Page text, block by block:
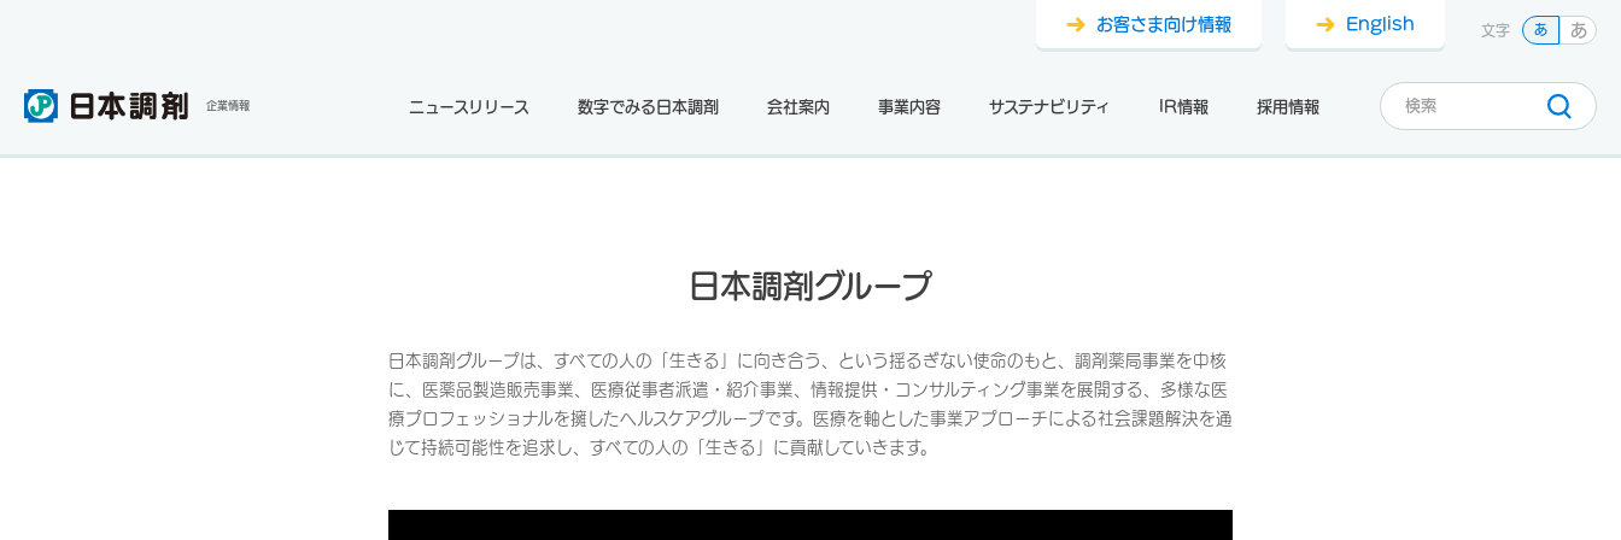
企業情報 ニュースリリース 数字でみる日本調剤 会社案内 事業内容 サステナビリティ IR情報 採用情報
お客さま向け情報 English 文字 あ あ
日本調剤グループ
日本調剤グループは、すべての人の「生きる」に向き合う、という揺るぎない使命のもと、調剤薬局事業を中核
に、医薬品製造販売事業、医療従事者派遣・紹介事業、情報提供・コンサルティング事業を展開する、多様な医
療プロフェッショナルを擁したヘルスケアグループです。医療を軸とした事業アプローチによる社会課題解決を通
じて持続可能性を追求し、すべての人の「生きる」に貢献していきます。